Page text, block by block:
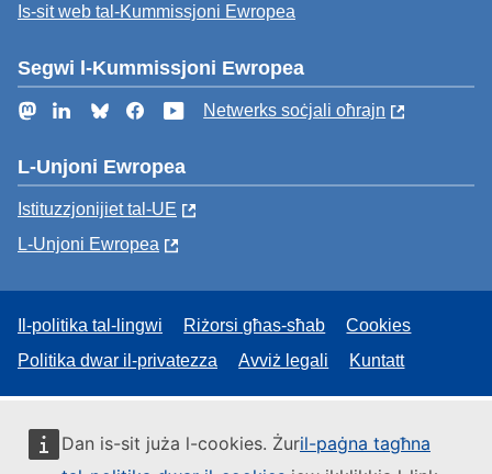
Dan is-sit juża l-cookies. Żuril-paġna tagħna
Is-sit web tal-Kummissjoni Ewropea
Segwi l-Kummissjoni Ewropea
MastodonLinkedInBlueskyFacebookYouTube
Netwerks soċjali oħrajn
L-Unjoni Ewropea
Istituzzjonijiet tal-UE
L-Unjoni Ewropea
Il-politika tal-lingwi Riżorsi għas-sħab
Cookies
Politika dwar il-privatezza
Avviż legali Kuntatt